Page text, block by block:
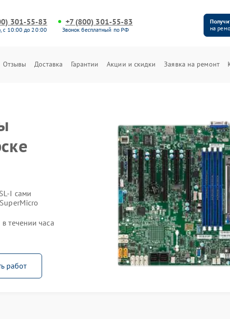
301-55-83
с 10:00 до 20:00
+7 (800) 301-55-83
Звонок бесплатный по РФ
на
Отзывы Доставка Гарантии Акции и скидки Заявка на ремонт
I сами
течении часа
работ